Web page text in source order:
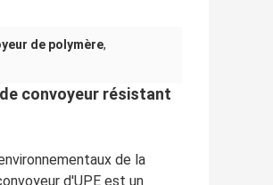
de polymère,
convoyeur résistant
de la
d'UPE est un